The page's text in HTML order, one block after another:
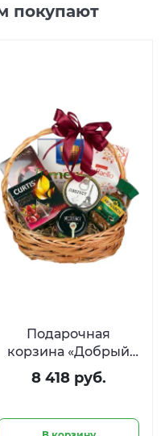
покупают
Подарочная
корзина «Добрый
вечер»
8 418 руб.